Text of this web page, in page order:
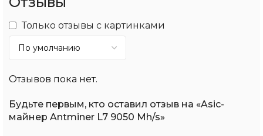
Только отзывы с картинками
Отзывов пока нет.
Будьте первым, кто оставил отзыв на «Asic-
майнер Antminer L7 9050 Mh/s»